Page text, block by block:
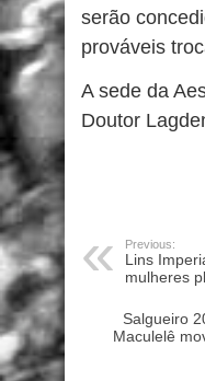
serão
prováveis
A sede da
Doutor
Previous:
Lins
mulheres
Salgueiro
Maculelê